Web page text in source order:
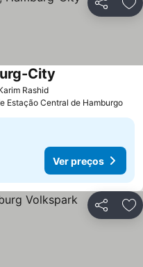
Partilhar
RashidVer preços
City
Estação Central de Hamburgo
Ver preços
Partilhar